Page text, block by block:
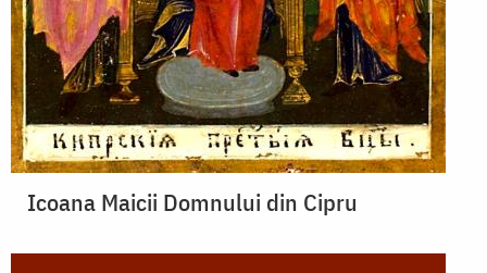
Icoana Maicii Domnului din Cipru